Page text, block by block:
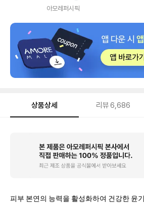
아모레퍼시픽
상품상세 리뷰6,686
피부 본연의 능력을 활성화하여 건강한 윤